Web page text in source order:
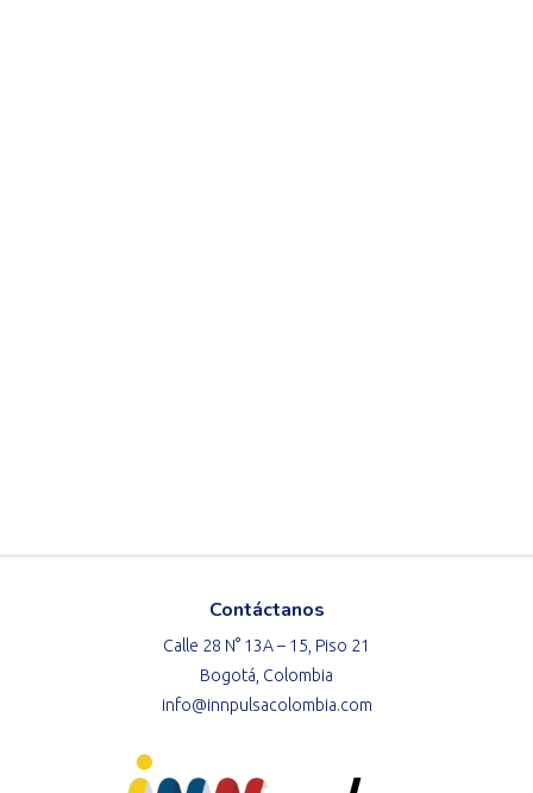
Contáctanos
Calle 28 N° 13A – 15, Piso 21
Bogotá, Colombia
info@innpulsacolombia.com